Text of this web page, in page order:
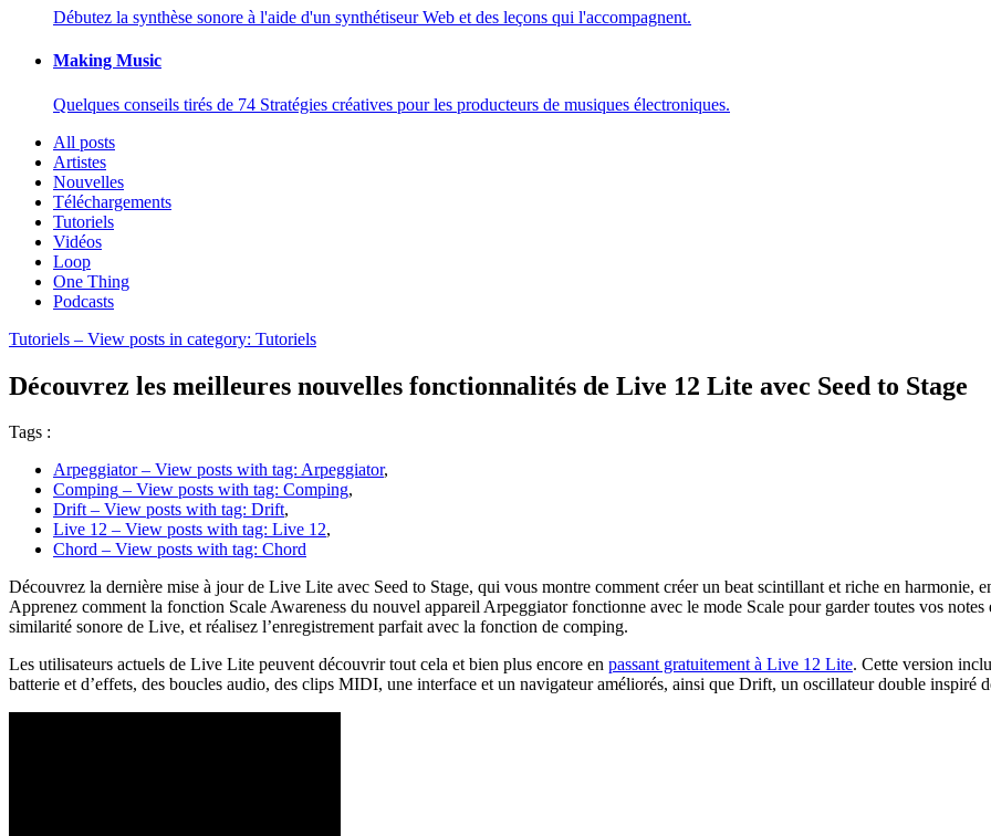
Débutez la synthèse sonore à l'aide d'un synthétiseur Web et des leçons qui l'accompagnent.
Making Music
Quelques conseils tirés de 74 Stratégies créatives pour les producteurs de musiques électroniques.
All posts
Artistes
Nouvelles
Téléchargements
Tutoriels
Vidéos
Loop
One Thing
Podcasts
Tutoriels – View posts in category: Tutoriels
Découvrez les meilleures nouvelles fonctionnalités de Live 12 Lite avec Seed to Stage
Tags :
Arpeggiator– View posts with tag: Arpeggiator,
Comping – View posts with tag: Comping,
Drift– View posts with tag: Drift,
Live 12 – View posts with tag: Live 12,
Chord – View posts with tag: Chord
Découvrez la dernière mise à jour de Live Lite avec Seed to Stage, qui vous montre comment créer un beat scintillant et riche en
Apprenez comment la fonction Scale Awareness du nouvel appareil Arpeggiator fonctionne avec le mode Scale pour garder toutes vos
similarité sonore de Live, et réalisez l’enregistrement parfait avec la fonction de comping.
Les utilisateurs actuels de Live Lite peuvent découvrir tout cela et bien plus encore en passant gratuitement à Live 12 Lite. Cette version
batterie et d’effets, des boucles audio, des clips MIDI, une interface et un navigateur améliorés, ainsi que Drift, un oscillateur double inspiré